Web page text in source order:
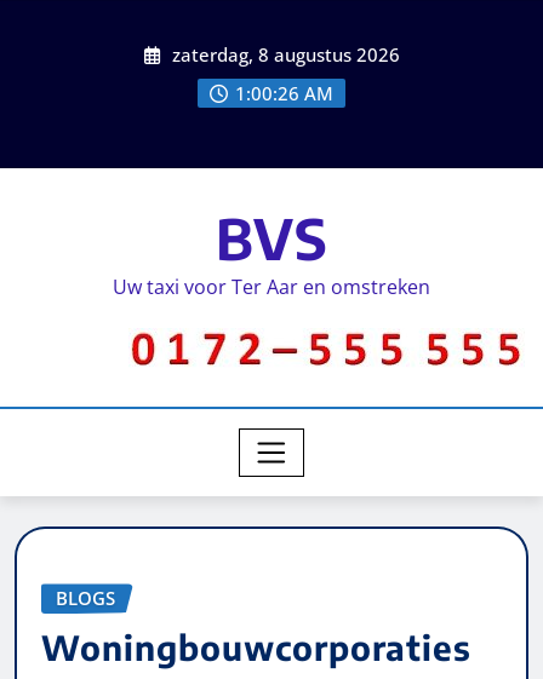
zaterdag, 8 augustus 2026
1:00:26 AM
BVS
Uw taxi voor Ter Aar en omstreken
BLOGS
Woningbouwcorporaties